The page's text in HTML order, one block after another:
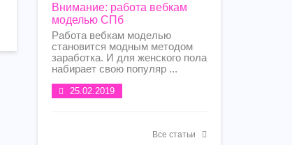
Внимание: работа вебкам
моделью СПб
Работа вебкам моделью
становится модным методом
заработка. И для женского пола
набирает свою популяр ...
25.02.2019
Все статьи